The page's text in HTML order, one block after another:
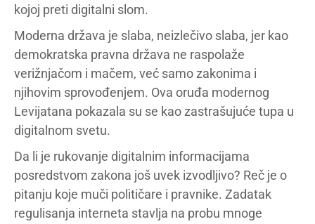
kojoj preti digitalni slom.
Moderna država je slaba, neizlečivo slaba, jer kao
demokratska pravna država ne raspolaže
verižnjačom i mačem, već samo zakonima i
njihovim sprovođenjem. Ova oruđa modernog
Levijatana pokazala su se kao zastrašujuće tupa u
digitalnom svetu.
Da li je rukovanje digitalnim informacijama
posredstvom zakona još uvek izvodljivo? Reč je o
pitanju koje muči političare i pravnike. Zadatak
regulisanja interneta stavlja na probu mnoge